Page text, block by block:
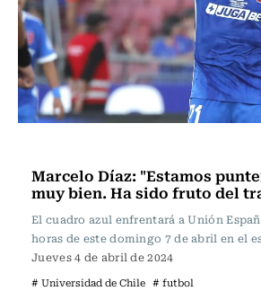
Marcelo Díaz: "Estamos
muy bien. Ha sido fruto del
El cuadro azul enfrentará a Unión
horas de este domingo 7 de abril en el
Jueves 4 de abril de 2024
# Universidad de Chile # futbol